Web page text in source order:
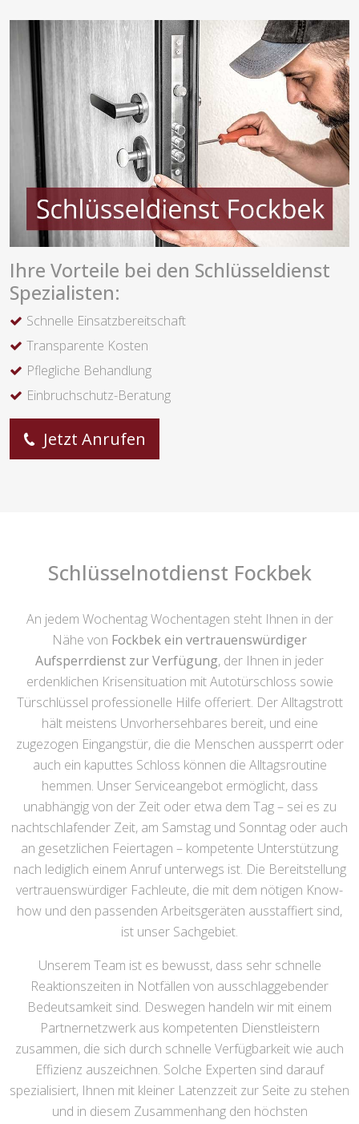
Ihre Vorteile bei den Schlüsseldienst
Spezialisten:
Schnelle Einsatzbereitschaft
Transparente Kosten
Pflegliche Behandlung
Einbruchschutz-Beratung
Jetzt Anrufen
Schlüsselnotdienst Fockbek
An jedem Wochentag Wochentagen steht Ihnen in der
Nähe von Fockbek ein vertrauenswürdiger
Aufsperrdienst zur Verfügung, der Ihnen in jeder
erdenklichen Krisensituation mit Autotürschloss sowie
Türschlüssel professionelle Hilfe offeriert. Der Alltagstrott
hält meistens Unvorhersehbares bereit, und eine
zugezogen Eingangstür, die die Menschen aussperrt oder
auch ein kaputtes Schloss können die Alltagsroutine
hemmen. Unser Serviceangebot ermöglicht, dass
unabhängig von der Zeit oder etwa dem Tag – sei es zu
nachtschlafender Zeit, am Samstag und Sonntag oder auch
an gesetzlichen Feiertagen – kompetente Unterstützung
nach lediglich einem Anruf unterwegs ist. Die Bereitstellung
vertrauenswürdiger Fachleute, die mit dem nötigen Know-
how und den passenden Arbeitsgeräten ausstaffiert sind,
ist unser Sachgebiet.
Unserem Team ist es bewusst, dass sehr schnelle
Reaktionszeiten in Notfällen von ausschlaggebender
Bedeutsamkeit sind. Deswegen handeln wir mit einem
Partnernetzwerk aus kompetenten Dienstleistern
zusammen, die sich durch schnelle Verfügbarkeit wie auch
Effizienz auszeichnen. Solche Experten sind darauf
spezialisiert, Ihnen mit kleiner Latenzzeit zur Seite zu stehen
und in diesem Zusammenhang den höchsten